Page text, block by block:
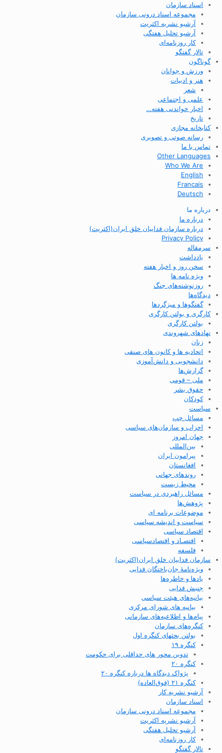
اسناد سازمان
مجموعه اسناد درونی سازمان
آرشیو نشریه اکثریت
آرشیو تحلیل هفتگی
کار روزنامه‌ای
تالار گفتگو
گوناگون
ورزش و جوانان
هنر و ادبیات
شعر
علمی و اجتماعی
اخبار خواندنی هفته…
تاریخ
کتابخانه مجازی
رسانه صوتی و تصویری
تماس با ما
Other Languages
Who We Are
English
Francais
Deutsch
درباره ما
درباره ما
درباره سازمان فداییان خلق ایران(اکثریت)
Privacy Policy
سرمقاله
یادداشت
سخن روز و اخبار هفته
ویژه نامه ها
روزنوشته‌های جنگ
دیدگاه‌ها
گفتگوها و میزگردها
کارگری و بولتن کارگری
بولتن کارگری
نهادهای شهروندی
زنان
اتحادیه ها و کانون های صنفی
دانشجویی و دانش‌آموزی
گزارش‌ها
ملی – قومی
حقوق بشر
کودکان
سیاست
مسائل چپ
احزاب و سازمان‌های سیاسی
جهان امروز
بین‌المللی
پیرامون ایران
افغانستان
روندهای جهانی
محیط زیست
مسائل راهبردی در سیاست
پژوهش‌ها
موضوعات برنامه ای
سیاست و اندیشه سیاسی
اقتصاد سیاسی
اقتصـاد و اقتصاد‌سیاسی
فلسفه
سازمان فداییان خلق ایران(اکثریت)
ویژه‌نامهٔ جان‌باختگان فدایی
یادها و خاطره‌ها
جنبش فدایی
بیانیه‌های هیئت سیاسی
بیانیه های شورای مرکزی
پیام‌ها و اطلاعیه‌های سازمانی
کنگره‌های سازمان
بولتن بحثهای کنگره اول
کنگره ۱۹
تدوین محور های حداقلی برای حکومت
کنگره ۲۰
پژواک دیدگاه ها درباره کنگره ۲۰
کنگره ۲۱ (فوق‌العاده)
آرشیو نشریه کار
اسناد سازمان
مجموعه اسناد درونی سازمان
آرشیو نشریه اکثریت
آرشیو تحلیل هفتگی
کار روزنامه‌ای
تالار گفتگو